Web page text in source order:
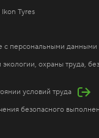
Tyres
с персональными данными
охраны труда,
условий труда
безопасного